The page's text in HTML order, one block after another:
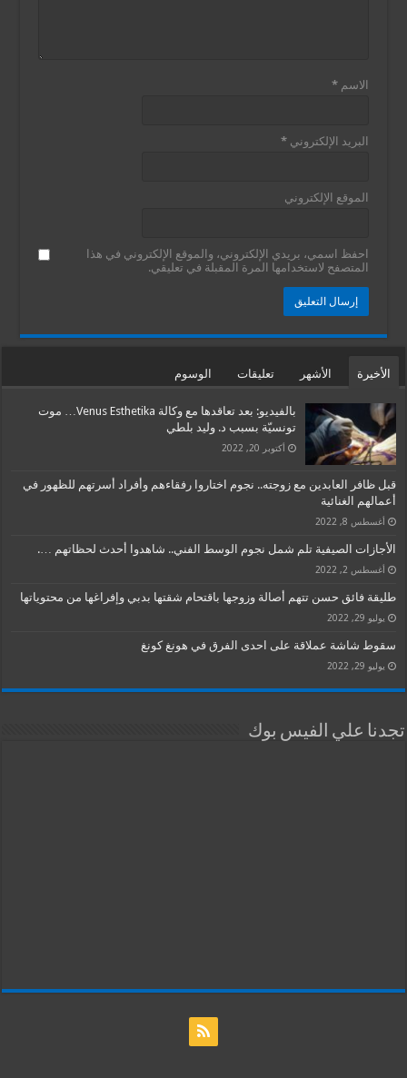
الاسم*
البريد الإلكتروني*
الموقع الإلكتروني
احفظ اسمي، بريدي الإلكتروني، والموقع الإلكتروني في هذا
المتصفح لاستخدامها المرة المقبلة في تعليقي.
الأخيرة الأشهر تعليقات الوسوم
بالفيديو: بعد تعاقدها مع وكالة Venus Esthetika… موت
تونسيّة بسبب د. وليد بلطي
أكتوبر 20, 2022
قبل ظافر العابدين مع زوجته.. نجوم اختاروا رفقاءهم وأفراد أسرتهم للظهور في
أعمالهم الغنائية
أغسطس 8, 2022
الأجازات الصيفية تلم شمل نجوم الوسط الفني.. شاهدوا أحدث لحظاتهم ….
أغسطس 2, 2022
طليقة فائق حسن تتهم أصالة وزوجها باقتحام شقتها بدبي وإفراغها من محتوياتها
يوليو 29, 2022
سقوط شاشة عملاقة على احدى الفرق في هونغ كونغ
يوليو 29, 2022
تجدنا علي الفيس بوك